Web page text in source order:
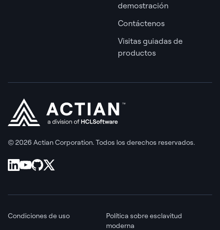
demostración
Contáctenos
Visitas guiadas de
productos
© 2026 Actian Corporation. Todos los derechos reservados.
Condiciones de uso
Política sobre esclavitud
moderna